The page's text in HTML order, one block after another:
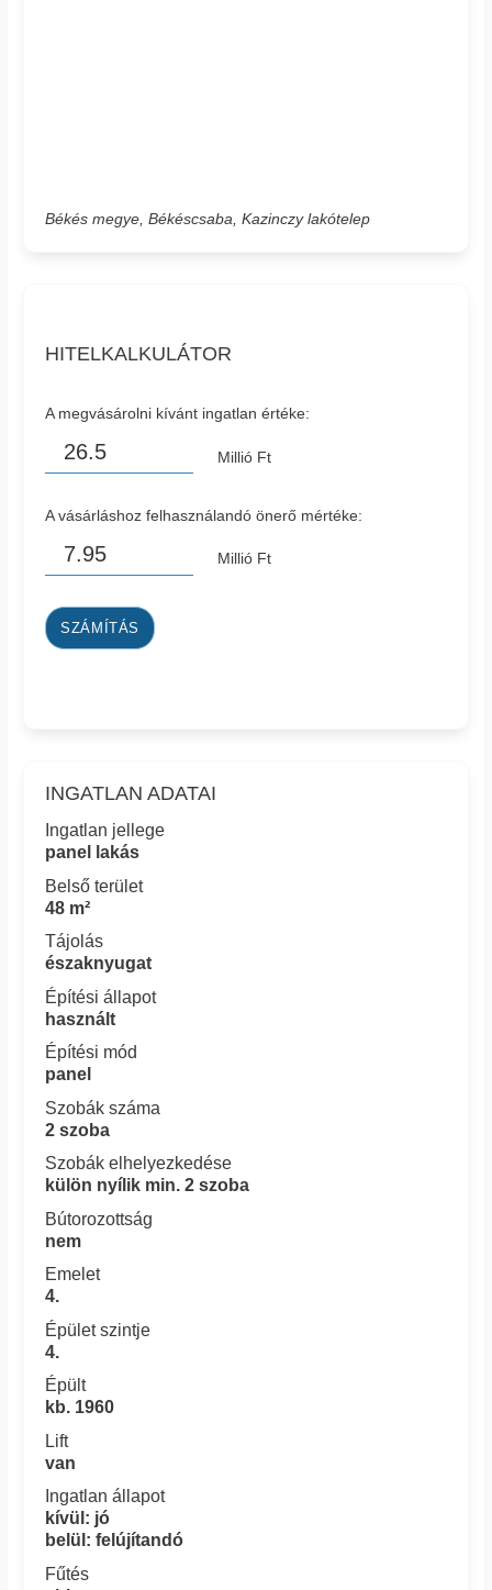
Békés megye, Békéscsaba, Kazinczy lakótelep
HITELKALKULÁTOR
A megvásárolni kívánt ingatlan értéke:
Millió Ft
A vásárláshoz felhasználandó önerő mértéke:
Millió Ft
SZÁMÍTÁS
INGATLAN ADATAI
Ingatlan jellege
panel lakás
Belső terület
48 m²
Tájolás
északnyugat
Építési állapot
használt
Építési mód
panel
Szobák száma
2 szoba
Szobák elhelyezkedése
külön nyílik min. 2 szoba
Bútorozottság
nem
Emelet
4.
Épület szintje
4.
Épült
kb. 1960
Lift
van
Ingatlan állapot
kívül: jó
belül: felújítandó
Fűtés